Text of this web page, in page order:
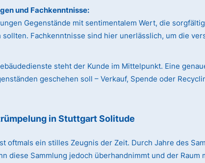
und Fachkenntnisse:
Gegenstände mit sentimentalem Wert, die
Fachkenntnisse sind hier unerlässlich, um die
steht der Kunde im Mittelpunkt. Eine
geschehen soll – Verkauf, Spende oder
in Stuttgart Solitude
oftmals ein stilles Zeugnis der Zeit. Durch Jahre des
diese Sammlung jedoch überhandnimmt und der